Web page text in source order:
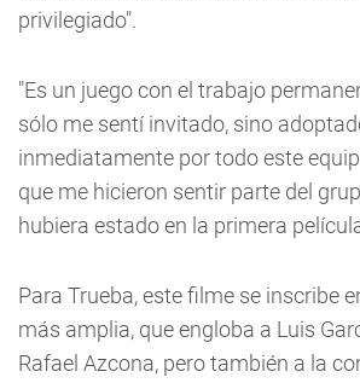
privilegiado".
"Es un juego con el trabajo
sólo me sentí invitado, sino
inmediatamente por todo este
que me hicieron sentir parte del
hubiera estado en la primera
Para Trueba, este filme se inscribe
más amplia, que engloba a Luis
Rafael Azcona, pero también a la